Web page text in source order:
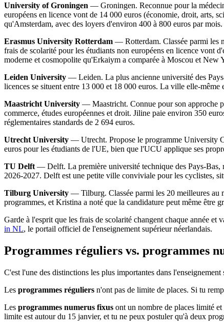
University of Groningen — Groningen. Reconnue pour la
européens en licence vont de 14 000 euros (économie, droit, arts,
qu'Amsterdam, avec des loyers d'environ 400 à 800 euros par mois.
Erasmus University Rotterdam — Rotterdam. Classée parmi les
frais de scolarité pour les étudiants non européens en licence vont
moderne et cosmopolite qu'Erkaiym a comparée à Moscou et New
Leiden University — Leiden. La plus ancienne université des
licences se situent entre 13 000 et 18 000 euros. La ville elle-même
Maastricht University — Maastricht. Connue pour son approche
commerce, études européennes et droit. Jiline paie environ 350
réglementaires standards de 2 694 euros.
Utrecht University — Utrecht. Propose le programme University
euros pour les étudiants de l'UE, bien que l'UCU applique ses
TU Delft — Delft. La première université technique des Pays-Bas,
2026-2027. Delft est une petite ville conviviale pour les cyclistes,
Tilburg University — Tilburg. Classée parmi les 20 meilleures au
programmes, et Kristina a noté que la candidature peut même être
Garde à l'esprit que les frais de scolarité changent chaque année
in NL, le portail officiel de l'enseignement supérieur néerlandais.
Programmes réguliers vs. programmes
C'est l'une des distinctions les plus importantes dans
Les programmes réguliers n'ont pas de limite de places. Si tu
Les programmes numerus fixus ont un nombre de places limité
limite est autour du 15 janvier, et tu ne peux postuler qu'à deux